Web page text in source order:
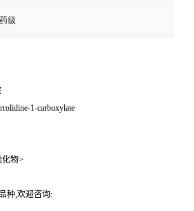
级
1-carboxylate
物>
种,欢迎咨询: